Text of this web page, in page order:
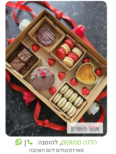
אזור השרון
הלנה מתוקים
הלנה מתוקים, להזמנה: |
מארז קינוחים ליום האהבה